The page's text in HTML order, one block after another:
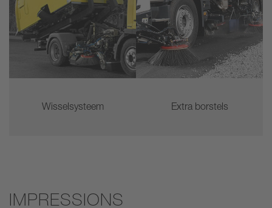
Wisselsysteem Extra borstels
IMPRESSIONS